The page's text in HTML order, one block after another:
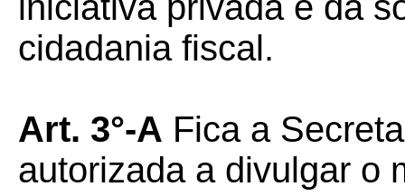
cidadania fiscal.
Art. 3°-A Fica a
autorizada a divulgar o